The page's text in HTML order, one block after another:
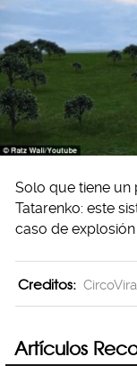
Solo que tiene un
Tatarenko: este
caso de
Creditos:
Artículos